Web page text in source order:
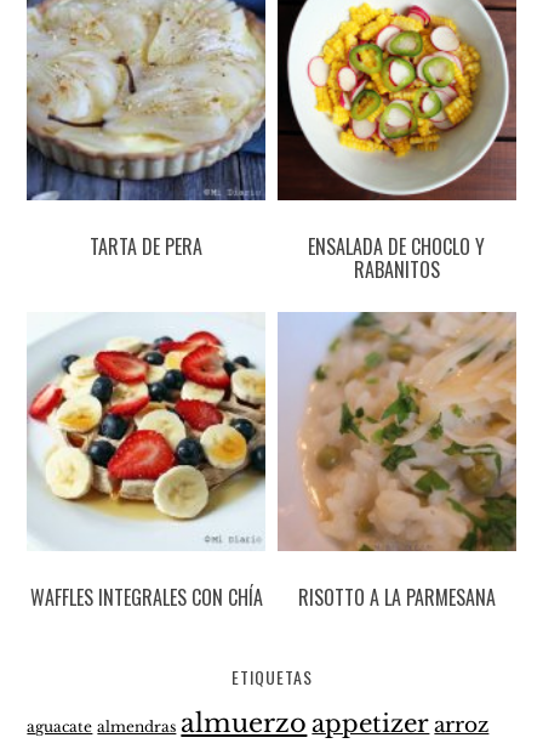
TARTA DE PERA ENSALADA DE CHOCLO Y
RABANITOS
WAFFLES INTEGRALES CON CHÍA RISOTTO A LA PARMESANA
ETIQUETAS
aguacate almendras almuerzo appetizer arroz